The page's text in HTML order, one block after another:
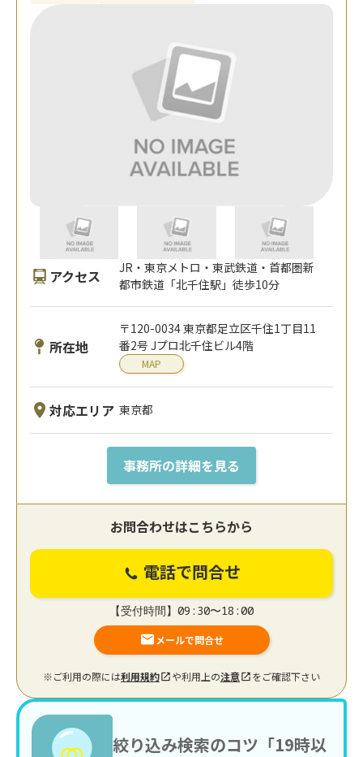
アクセス
JR・東京メトロ・東武鉄道・首都圏新
都市鉄道「北千住駅」徒歩10分
所在地
〒120-0034 東京都足立区千住1丁目11
番2号 Jプロ北千住ビル4階
MAP
対応エリア 東京都
事務所の詳細を見る
お問合わせはこちらから
電話で問合せ
【受付時間】09:30〜18:00
メールで問合せ
※ご利用の際には利用規約 や利用上の注意 をご確認下さい
絞り込み検索のコツ「19時以